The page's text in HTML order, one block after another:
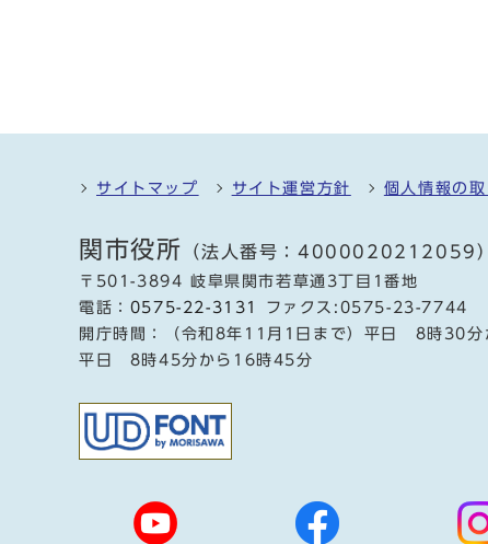
サイトマップ サイト運営方針 個人情報の
関市役所 （法人番号：4000020212059）
〒501-3894 岐阜県関市若草通3丁目1番地
電話： 0575-22-3131
ファクス:0575-23-7744
開庁時間：（令和8年11月1日まで）平日 8時30
平日 8時45分から16時45分